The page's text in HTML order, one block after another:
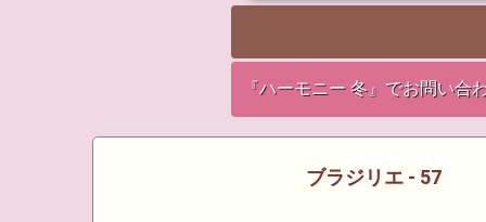
『ハーモニー 冬』でお問い合
ブラジリエ - 57